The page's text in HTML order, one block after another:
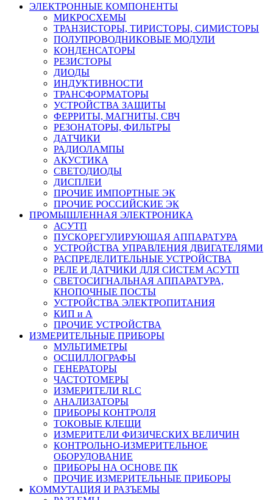
ЭЛЕКТРОННЫЕ КОМПОНЕНТЫ
МИКРОСХЕМЫ
ТРАНЗИСТОРЫ, ТИРИСТОРЫ, СИМИСТОРЫ
ПОЛУПРОВОДНИКОВЫЕ МОДУЛИ
КОНДЕНСАТОРЫ
РЕЗИСТОРЫ
ДИОДЫ
ИНДУКТИВНОСТИ
ТРАНСФОРМАТОРЫ
УСТРОЙСТВА ЗАЩИТЫ
ФЕРРИТЫ, МАГНИТЫ, СВЧ
РЕЗОНАТОРЫ, ФИЛЬТРЫ
ДАТЧИКИ
РАДИОЛАМПЫ
АКУСТИКА
СВЕТОДИОДЫ
ДИСПЛЕИ
ПРОЧИЕ ИМПОРТНЫЕ ЭК
ПРОЧИЕ РОССИЙСКИЕ ЭК
ПРОМЫШЛЕННАЯ ЭЛЕКТРОНИКА
АСУТП
ПУСКОРЕГУЛИРУЮЩАЯ АППАРАТУРА
УСТРОЙСТВА УПРАВЛЕНИЯ ДВИГАТЕЛЯМИ
РАСПРЕДЕЛИТЕЛЬНЫЕ УСТРОЙСТВА
РЕЛЕ И ДАТЧИКИ ДЛЯ СИСТЕМ АСУТП
СВЕТОСИГНАЛЬНАЯ АППАРАТУРА,
КНОПОЧНЫЕ ПОСТЫ
УСТРОЙСТВА ЭЛЕКТРОПИТАНИЯ
КИП и А
ПРОЧИЕ УСТРОЙСТВА
ИЗМЕРИТЕЛЬНЫЕ ПРИБОРЫ
МУЛЬТИМЕТРЫ
ОСЦИЛЛОГРАФЫ
ГЕНЕРАТОРЫ
ЧАСТОТОМЕРЫ
ИЗМЕРИТЕЛИ RLC
АНАЛИЗАТОРЫ
ПРИБОРЫ КОНТРОЛЯ
ТОКОВЫЕ КЛЕЩИ
ИЗМЕРИТЕЛИ ФИЗИЧЕСКИХ ВЕЛИЧИН
КОНТРОЛЬНО-ИЗМЕРИТЕЛЬНОЕ
ОБОРУДОВАНИЕ
ПРИБОРЫ НА ОСНОВЕ ПК
ПРОЧИЕ ИЗМЕРИТЕЛЬНЫЕ ПРИБОРЫ
КОММУТАЦИЯ И РАЗЪЕМЫ